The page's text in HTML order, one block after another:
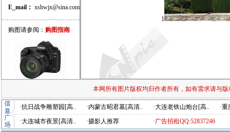
E_mail： xshwjx@sina.com
购图请参阅： 购图指南
1
本网所有图片版权均归作者所有，如有需求请与
·抗日战争雕塑园[高.. ·内蒙古昭君墓[高清.. ·大连老铁山炮台[高..
·
·大连城市夜景[高清..
·摄影人推荐 ·广告招租QQ:52837246